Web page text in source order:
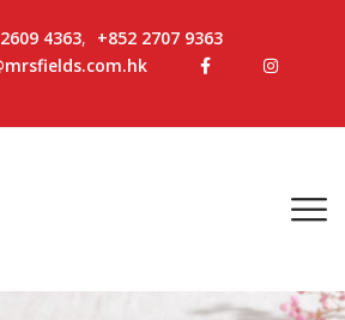
4363, +852 2707 9363